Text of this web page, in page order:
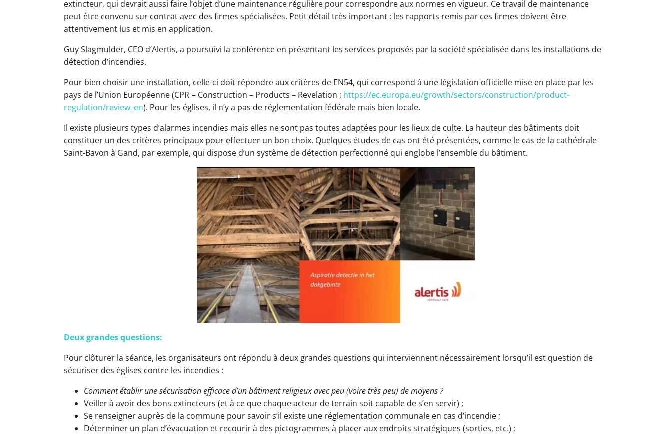
extincteur, qui devrait aussi faire l’objet d’une maintenance régulière pour correspondre aux normes en vigueur. Ce travail de maintenance
peut être convenu sur contrat avec des firmes spécialisées. Petit détail très important : les rapports remis par ces firmes doivent être
attentivement lus et mis en application.
Guy Slagmulder, CEO d’Alertis, a poursuivi la conférence en présentant les services proposés par la société spécialisée dans les installations de
détection d’incendies.
Pour bien choisir une installation, celle-ci doit répondre aux critères de EN54, qui correspond à une législation officielle mise en place par les
pays de l’Union Européenne (CPR = Construction – Products – Revelation ; https://ec.europa.eu/growth/sectors/construction/product-
regulation/review_en). Pour les églises, il n’y a pas de réglementation fédérale mais bien locale.
Il existe plusieurs types d’alarmes incendies mais elles ne sont pas toutes adaptées pour les lieux de culte. La hauteur des bâtiments doit
constituer un des critères principaux pour effectuer un bon choix. Quelques études de cas ont été présentées, comme le cas de la cathédrale
Saint-Bavon à Gand, par exemple, qui dispose d’un système de détection perfectionné qui englobe l’ensemble du bâtiment.
Deux grandes questions:
Pour clôturer la séance, les organisateurs ont répondu à deux grandes questions qui interviennent nécessairement lorsqu’il est question de
sécuriser des églises contre les incendies :
Comment établir une sécurisation efficace d’un bâtiment religieux avec peu (voire très peu) de moyens ?
Veiller à avoir des bons extincteurs (et à ce que chaque acteur de terrain soit capable de s’en servir) ;
Se renseigner auprès de la commune pour savoir s’il existe une réglementation communale en cas d’incendie ;
Déterminer un plan d’évacuation et recourir à des pictogrammes à placer aux endroits stratégiques (sorties, etc.) ;